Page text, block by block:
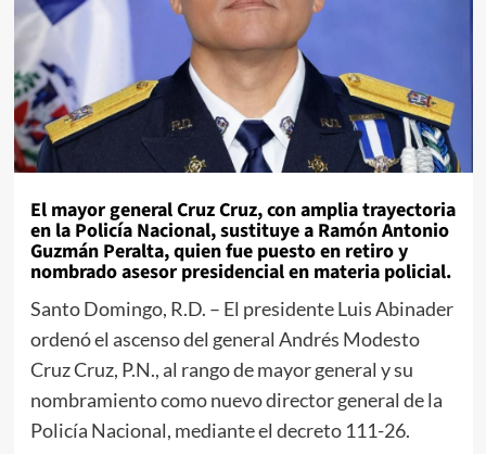
El mayor general Cruz Cruz, con amplia trayectoria
en la Policía Nacional, sustituye a Ramón Antonio
Guzmán Peralta, quien fue puesto en retiro y
nombrado asesor presidencial en materia policial.
Santo Domingo, R.D. – El presidente Luis Abinader
ordenó el ascenso del general Andrés Modesto
Cruz Cruz, P.N., al rango de mayor general y su
nombramiento como nuevo director general de la
Policía Nacional, mediante el decreto 111-26.